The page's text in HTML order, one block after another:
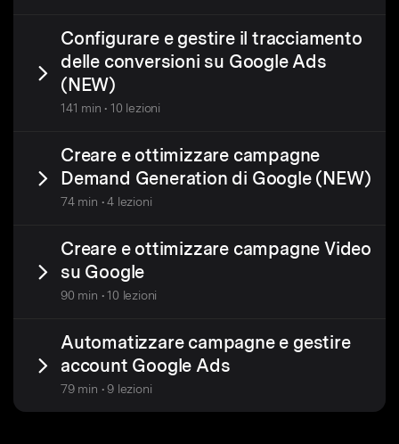
Configurare e gestire il tracciamento
delle conversioni su Google Ads
(NEW)
141 min • 10 lezioni
Creare e ottimizzare campagne
Demand Generation di Google (NEW)
74 min • 4 lezioni
Creare e ottimizzare campagne Video
su Google
90 min • 10 lezioni
Automatizzare campagne e gestire
account Google Ads
79 min • 9 lezioni